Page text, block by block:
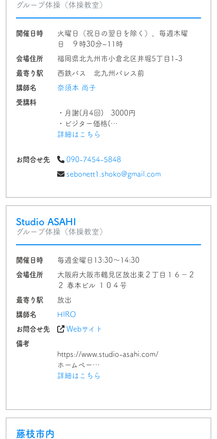
グループ体操（体操教室）
開催日時
火曜日（祝日の翌日を除く）、毎週木曜
日 ９時30分~11時
会場住所
福岡県北九州市小倉北区井堀5丁目1-3
最寄り駅
西鉄バス 北九州パレス前
講師名
奈須本 尚子
受講料
・月謝(月4回) 3000円
・ビジター価格(…
詳細はこちら
お問合せ先
090-7454-5848
sebonett1.shoko@gmail.com
Studio ASAHI
グループ体操（体操教室）
開催日時
毎週金曜日13:30～14:30
会場住所
大阪府大阪市鶴見区放出東２丁目１６−２
２ 春本ビル １０４号
最寄り駅
放出
講師名
HIRO
お問合せ先
Webサイト
備考
https://www.studio-asahi.com/
ホームペー…
詳細はこちら
藤枝市内